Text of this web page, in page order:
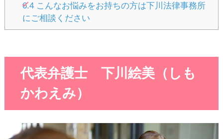
6.4 こんなお悩みをお持ちの方は下川法律事務所
にご相談ください
代表弁護士 下川絵美（しも
かわえみ）